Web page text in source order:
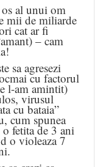
al unui om
mii de miliarde
cat ar fi
– cam
sa agresezi
cu factorul
l-am amintit)
virusul
cu bataia”
cum spunea
fetita de 3 ani
o violeaza 7